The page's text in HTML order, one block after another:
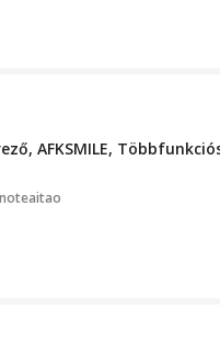
AFKSMILE,
noteaitao